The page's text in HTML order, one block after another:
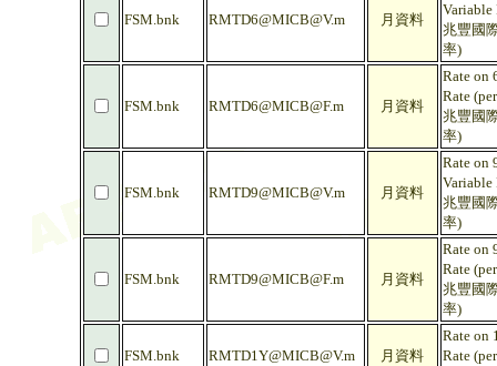
FSM.bnk RMTD6@MICB@V.m 月資料
Variable
兆豐國
率)
FSM.bnk RMTD6@MICB@F.m 月資料
Rate on
Rate
兆豐國
率)
FSM.bnk RMTD9@MICB@V.m 月資料
Rate on
Variable
兆豐國
率)
FSM.bnk RMTD9@MICB@F.m 月資料
Rate on
Rate
兆豐國
率)
FSM.bnk RMTD1Y@MICB@V.m 月資料
Rate on
Rate